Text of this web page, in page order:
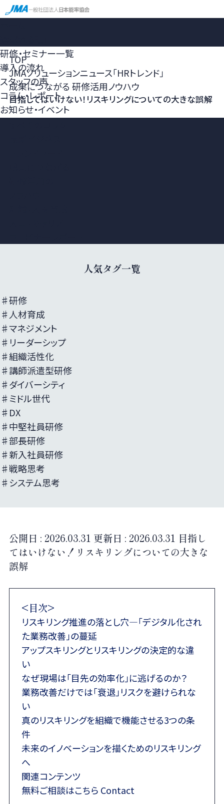
研修・セミナー一覧
導入の流れ
スタッフの声
コラム・レポート
お知らせ・イベント
TOP
JMAソリューションニュース「HRトレンド」
成果につながる 研修活用ノウハウ
目指してはいけない！リスキリングについての大きな誤解
人気タグ一覧
♯研修
♯人材育成
♯マネジメント
♯リーダーシップ
♯組織活性化
♯講師派遣型研修
♯ダイバーシティ
♯ミドル世代
♯DX
♯中堅社員研修
♯部長研修
♯新入社員研修
♯戦略思考
♯システム思考
公開日 : 2026.03.31 更新日 : 2026.03.31 目指し
てはいけない！リスキリングについての大きな
誤解
<目次>
リスキリング推進の落とし穴—「デジタル化され
た業務改善」の蔓延
アップスキリングとリスキリングの決定的な違
い
なぜ現場は「目先の効率化」に逃げるのか？
業務改善だけでは「衰退」リスクを避けられな
い
真のリスキリングを組織で機能させる3つの条
件
未来のイノベーションを描くためのリスキリング
へ
関連コンテンツ
無料ご相談はこちら Contact